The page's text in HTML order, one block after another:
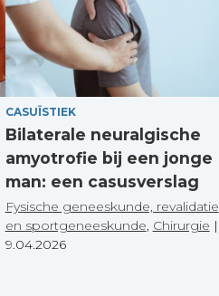
CASUÏSTIEK
Bilaterale neuralgische
amyotrofie bij een jonge
man: een casusverslag
Fysische geneeskunde, revalidatie
en sportgeneeskunde Chirurgie |
9.04.2026